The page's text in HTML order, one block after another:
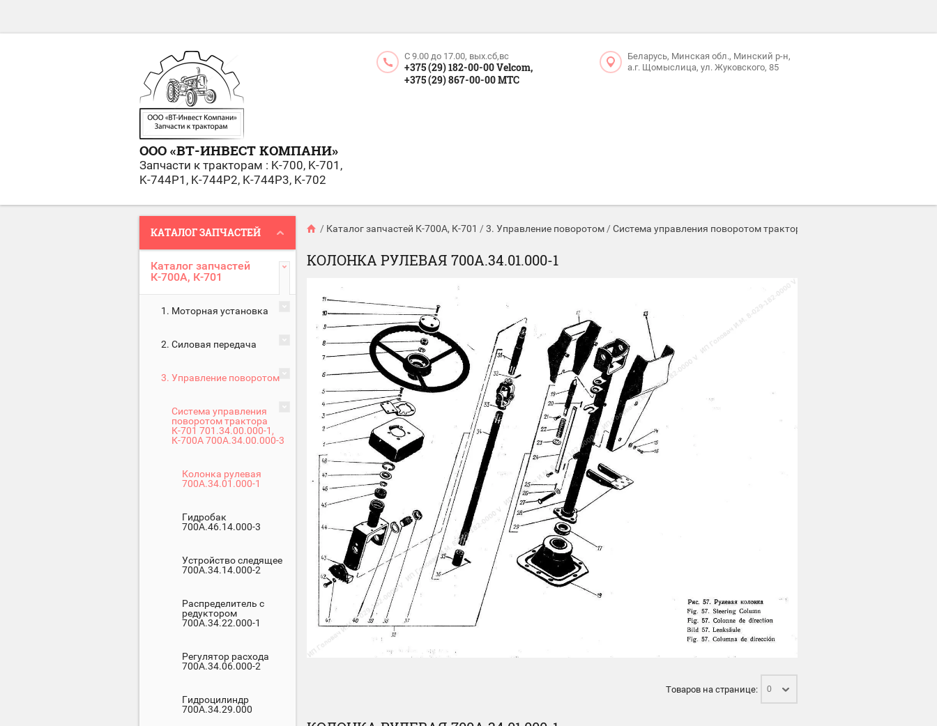
ООО «ВТ-ИНВЕСТ KОМПАНИ»
Запчасти к тракторам : K-700, K-701,
K-744Р1, K-744Р2, K-744Р3, K-702
С 9.00 до 17.00, вых.сб,вс
+375 (29) 182-00-00 Velcom,
+375 (29) 867-00-00 МТС
Беларусь, Минская обл., Минский р-н,
а.г. Щомыслица, ул. Жуковского, 85
КАТАЛОГ ЗАПЧАСТЕЙ
Каталог запчастей
К-700А, К-701
1. Моторная установка
2. Силовая передача
3. Управление поворотом
Система управления
поворотом трактора
К-701 701.34.00.000-1,
К-700А 700А.34.00.000-3
Колонка рулевая
700А.34.01.000-1
Гидробак
700А.46.14.000-3
Устройство следящее
700А.34.14.000-2
Распределитель с
редуктором
700А.34.22.000-1
Регулятор расхода
700А.34.06.000-2
Гидроцилиндр
700А.34.29.000
/ Каталог запчастей К-700А, К-701 / 3. Управление поворотом / Система управления поворотом трактора К-701 701.34.00.000-1, К-
КОЛОНКА РУЛЕВАЯ 700А.34.01.000-1
Товаров на странице: 0